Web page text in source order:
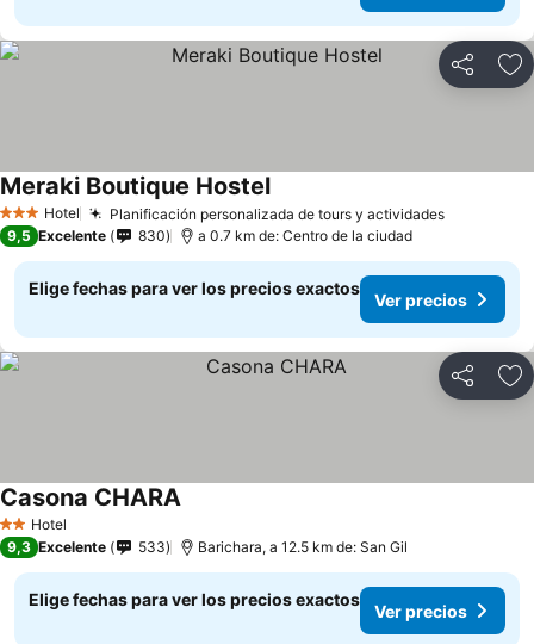
Compartir
3 Estrellas
Hotel Planificación personalizada de tours y actividades
Meraki Boutique Hostel
9,5 Excelente 830 a 0.7 km de: Centro de la ciudad
Elige fechas para ver los precios exactos
Ver precios
Compartir
2 Estrellas
Hotel
Casona CHARA
9,3 Excelente 533 Barichara, a 12.5 km de: San Gil
Elige fechas para ver los precios exactos
Ver precios